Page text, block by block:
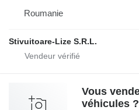
Roumanie
Stivuitoare-Lize S.R.L.
Vous
véhicules ?